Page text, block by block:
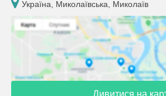
Україна, Миколаївська, Миколаїв
Дивитися на